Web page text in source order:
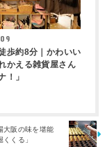
歩約8分｜かわいい
かえる雑貨屋さん
！」
大阪の味を堪能
くくる」